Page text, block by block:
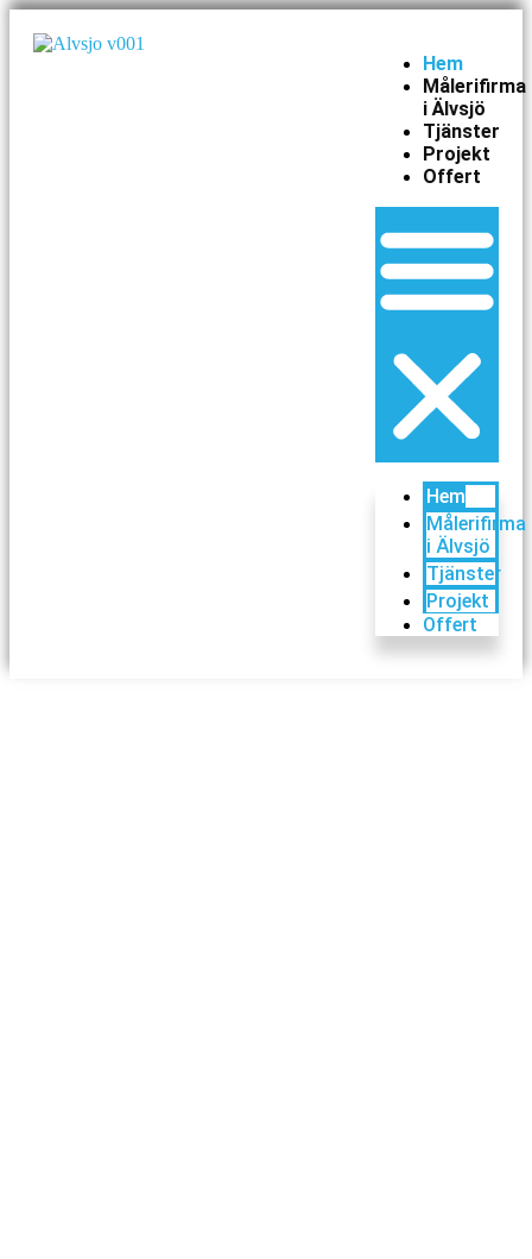
Hem
Målerifirma
i Älvsjö
Tjänster
Projekt
Offert
Hem
Målerifirma
i Älvsjö
Tjänster
Projekt
Offert